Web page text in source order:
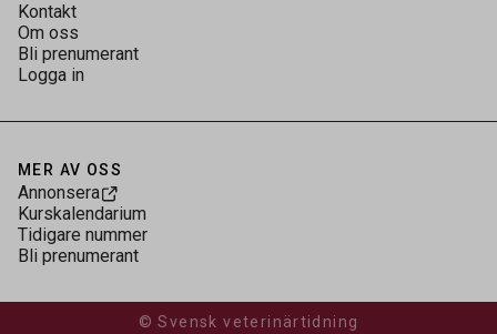
Kontakt
Om oss
Bli prenumerant
Logga in
MER AV OSS
Annonsera
Kurskalendarium
Tidigare nummer
Bli prenumerant
© Svensk veterinärtidning